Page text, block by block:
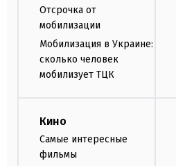
Отсрочка от
мобилизации
Мобилизация в Украине:
сколько человек
мобилизует ТЦК
Кино
Самые интересные
фильмы